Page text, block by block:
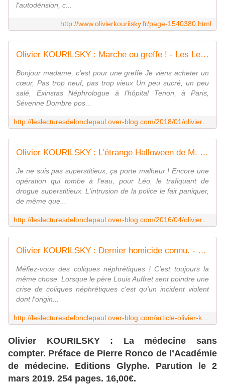
l'autodérision, c...
http://www.olivierkourilsky.fr/page-1540380.html
Olivier KOURILSKY : Marche ou greffe ! - Les Lectures de l'Oncle Paul
Bonjour madame, c'est pour une greffe Je viens acheter un
cœur, Pas trop neuf, pas trop vieux Un peu sucré, un peu
salé, Exinstas Néphrologue à l'hôpital Tenon, à Paris,
Séverine Dombre pos...
Olivier KOURILSKY : L'étrange Halloween de M. Léo. - Les Lectures de l'Oncle Paul
Je ne suis pas superstitieux, ça porte malheur ! Encore une
opération qui tombe à l'eau, pour Léo, le trafiquant de
drogue superstitieux. L'intrusion de la police le fait paniquer,
de même que...
Olivier KOURILSKY : Dernier homicide connu. - Les Lectures de l'Oncle Paul
Méfiez-vous des coliques néphrétiques ! C'est toujours la
même chose. Lorsque le père Louis Auffret sent poindre une
crise de coliques néphrétiques c'est qu'un incident violent
dont l'origin...
Olivier KOURILSKY : La médecine sans
compter. Préface de Pierre Ronco de l’Académie
de médecine. Editions Glyphe. Parution le 2
mars 2019. 254 pages. 16,00€.